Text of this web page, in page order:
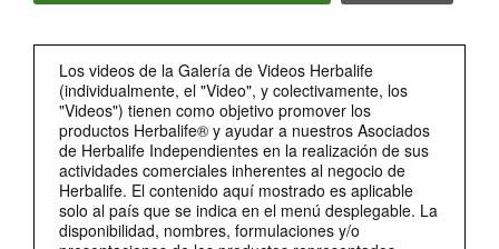
Los videos de la Galería de Videos Herbalife
(individualmente, el "Video", y colectivamente, los
"Videos") tienen como objetivo promover los
productos Herbalife® y ayudar a nuestros Asociados
de Herbalife Independientes en la realización de sus
actividades comerciales inherentes al negocio de
Herbalife. El contenido aquí mostrado es aplicable
solo al país que se indica en el menú desplegable. La
disponibilidad, nombres, formulaciones y/o
Conoce Bioniq GO.